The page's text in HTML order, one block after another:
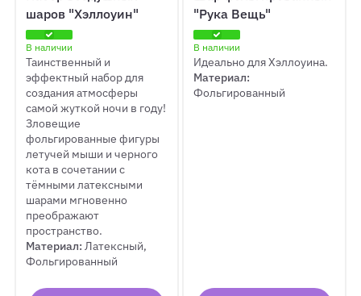
шаров "Хэллоуин"
В наличии
Таинственный и
эффектный набор для
создания атмосферы
самой жуткой ночи в году!
Зловещие
фольгированные фигуры
летучей мыши и черного
кота в сочетании с
тёмными латексными
шарами мгновенно
преображают
пространство.
Материал:Латексный,
Фольгированный
"Рука Вещь"
В наличии
Идеально для Хэллоуина.
Материал:
Фольгированный